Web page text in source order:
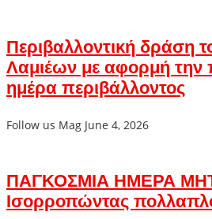
Περιβαλλοντική δράση
Λαμιέων με αφορμή την
ημέρα περιβάλλοντος
Follow us Mag June 4, 2026
ΠΑΓΚΟΣΜΙΑ ΗΜΕΡΑ
Ισορροπώντας